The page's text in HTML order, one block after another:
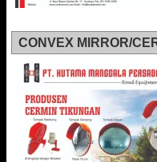
CONVEX MIRROR/